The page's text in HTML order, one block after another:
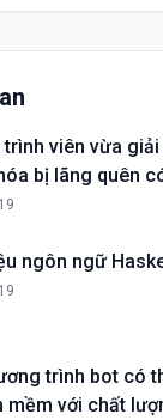
trình viên vừa
bị lãng quên
ngôn ngữ
trình bot có
mềm với chất